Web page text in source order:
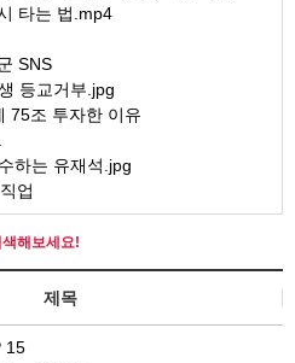
타는 법.mp4
SNS
등교거부.jpg
75조 투자한 이유
하는 유재석.jpg
업
해보세요!
제목
15